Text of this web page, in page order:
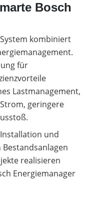
Bosch
kombiniert
für
Lastmanagement,
geringere
und
realisieren
Energiemanager